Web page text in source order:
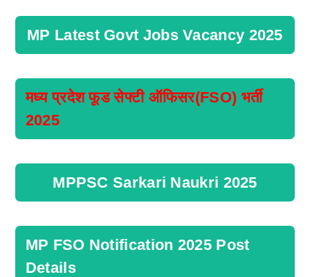
MP Latest Govt Jobs Vacancy 2025
मध्य प्रदेश फूड सेफ्टी ऑफिसर(FSO) भर्ती
2025
MPPSC Sarkari Naukri 2025
MP FSO Notification 2025 Post
Details